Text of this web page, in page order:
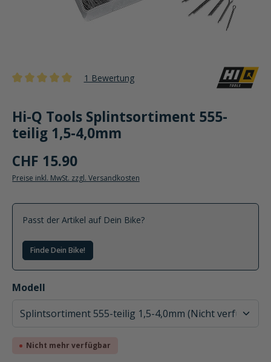
1 Bewertung
Hi-Q Tools Splintsortiment 555-
teilig 1,5-4,0mm
CHF 15.90
Preise inkl. MwSt. zzgl. Versandkosten
Passt der Artikel auf Dein Bike?
Finde Dein Bike!
Modell
auswählen
Nicht mehr verfügbar